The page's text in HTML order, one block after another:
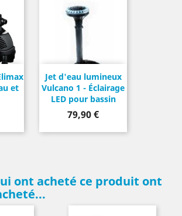
et
Jet d'eau lumineux
Vulcano 1 - Éclairage
LED pour bassin
Prix
79,90 €
ont acheté ce produit ont